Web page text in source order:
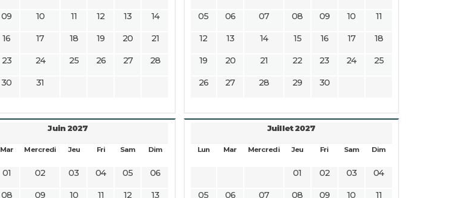
09 10 11 12 13 14
16 17 18 19 20 21
23 24 25 26 27 28
30 31
05 06 07 08 09 10 11
12 13 14 15 16 17 18
19 20 21 22 23 24 25
26 27 28 29 30
Juin 2027
Mar Mercredi Jeu Fri Sam Dim
01 02 03 04 05 06
08 09 10 11 12 13
Juillet 2027
Lun Mar Mercredi Jeu Fri Sam Dim
01 02 03 04
05 06 07 08 09 10 11